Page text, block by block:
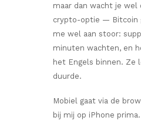
maar dan wacht je wel
crypto-optie — Bitcoin
me wel aan stoor:
minuten wachten, en
het Engels binnen. Ze
duurde.
Mobiel gaat via de
bij mij op iPhone